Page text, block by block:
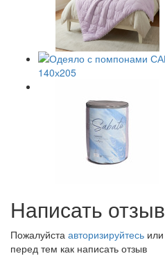
Написать отзыв
Пожалуйста авторизируйтесь или
перед тем как написать отзыв